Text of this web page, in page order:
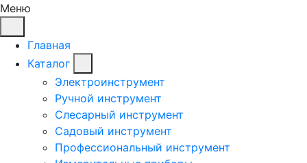
Меню
Главная
Каталог
Электроинструмент
Ручной инструмент
Слесарный инструмент
Садовый инструмент
Профессиональный инструмент